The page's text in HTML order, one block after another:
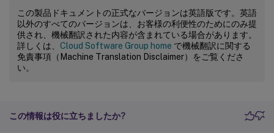
この製品ドキュメントの正式なバージョンは英語版です。英語
以外のすべてのバージョンは、お客様の利便性のためにのみ提
供され、機械翻訳された内容が含まれている場合があります。
詳しくは、 Cloud Software Group home で機械翻訳に関する
免責事項（Machine Translation Disclaimer）をご覧くださ
い。
この情報は役に立ちましたか?